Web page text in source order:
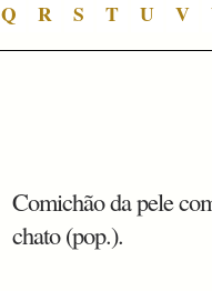
Q R S T U V
Comichão da pele
chato (pop.).